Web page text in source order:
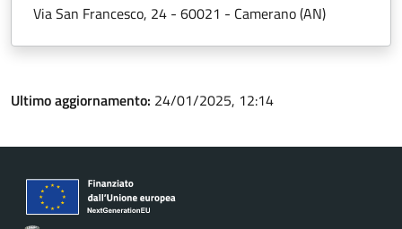
Via San Francesco, 24 - 60021 - Camerano (AN)
Ultimo aggiornamento: 24/01/2025, 12:14